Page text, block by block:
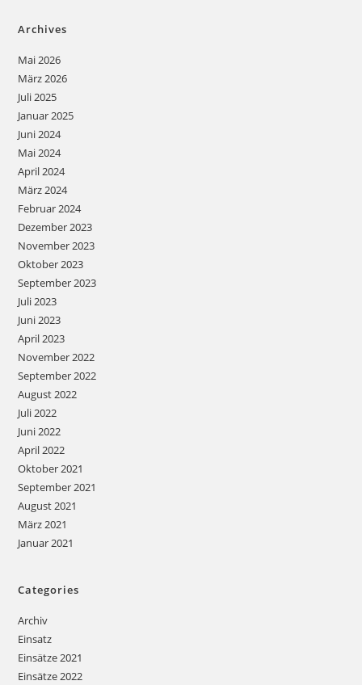
Archives
Mai 2026
März 2026
Juli 2025
Januar 2025
Juni 2024
Mai 2024
April 2024
März 2024
Februar 2024
Dezember 2023
November 2023
Oktober 2023
September 2023
Juli 2023
Juni 2023
April 2023
November 2022
September 2022
August 2022
Juli 2022
Juni 2022
April 2022
Oktober 2021
September 2021
August 2021
März 2021
Januar 2021
Categories
Archiv
Einsatz
Einsätze 2021
Einsätze 2022